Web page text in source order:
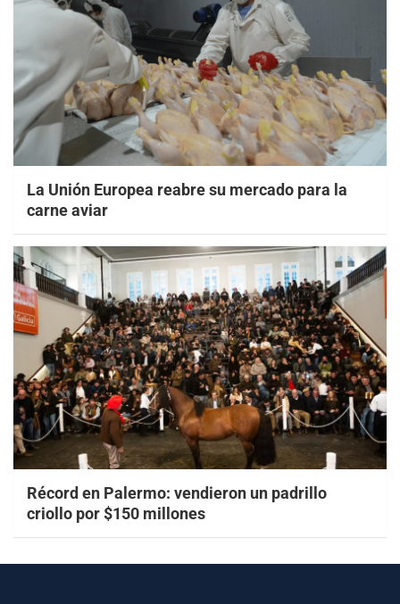
La Unión Europea reabre su mercado para la
carne aviar
Récord en Palermo: vendieron un padrillo
criollo por $150 millones